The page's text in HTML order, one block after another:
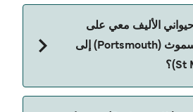
على العبّارة من
الأليف معي على
العبّارة من بورتسموث (Portsmouth) إلى